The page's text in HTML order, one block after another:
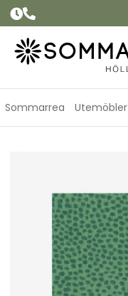
Sommarrea Utemöbler